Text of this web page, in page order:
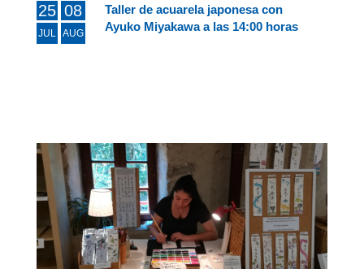
25
JUL
08
AUG
Taller de acuarela japonesa con
Ayuko Miyakawa a las 14:00 horas